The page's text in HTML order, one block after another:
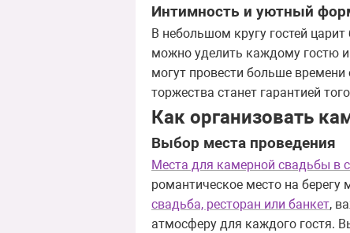
Интимность и уютный
В небольшом кругу гостей
можно уделить каждому гостю
могут провести больше
торжества станет гарантией
Как организовать
Выбор места проведения
Места для камерной свадьбы в
романтическое место на
свадьба, ресторан или банкет,
атмосферу для каждого гостя.